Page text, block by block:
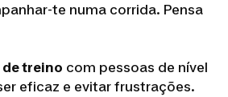
te numa corrida. Pensa
de treino com pessoas de nível
eficaz e evitar frustrações.